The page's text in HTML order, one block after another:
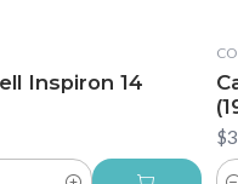
Inspiron 14